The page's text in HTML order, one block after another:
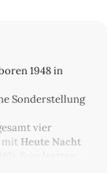
1948 in
Sonderstellung
vier
mit Heute Nacht